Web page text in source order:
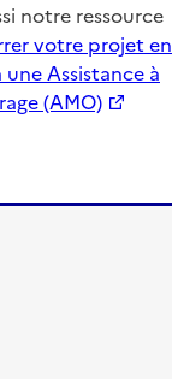
notre ressource
votre projet en
Assistance à
(AMO)